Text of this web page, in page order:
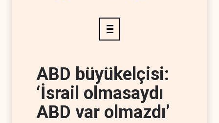
ABD büyükelçisi:
‘İsrail olmasaydı
ABD var olmazdı’